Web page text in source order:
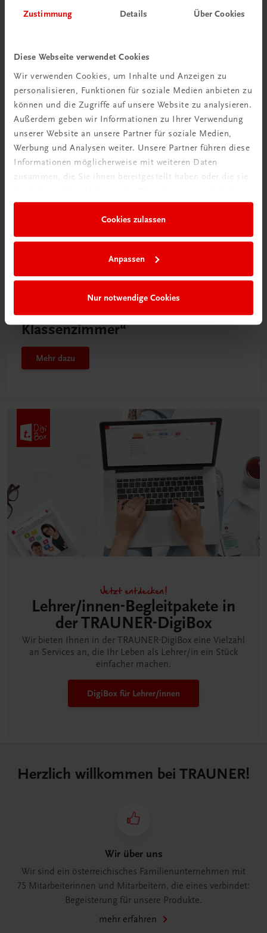
Zustimmung Details Über Cookies
Diese Webseite verwendet Cookies
Wir verwenden Cookies, um Inhalte und Anzeigen zu
personalisieren, Funktionen für soziale Medien anbieten zu
können und die Zugriffe auf unsere Website zu analysieren.
Außerdem geben wir Informationen zu Ihrer Verwendung
unserer Website an unsere Partner für soziale Medien,
Werbung und Analysen weiter. Unsere Partner führen diese
Informationen möglicherweise mit weiteren Daten
zusammen, die Sie ihnen bereitgestellt haben oder die sie
Cookies zulassen
Anpassen
Nur notwendige Cookies
Schon entdeckt?
Ratgeber Schulpraxis
Mehr dazu
Neu in der DigiBox
Das „Digitale
Klassenzimmer“
Mehr dazu
Jetzt entdecken!
Lehrer/innen-Begleitpakete in
der TRAUNER-DigiBox
Wir bieten Ihnen in der TRAUNER-DigiBox eine Vielzahl
an Services an, die Ihr Leben als Lehrer/in ein Stück
einfacher machen.
DigiBox für Lehrer/innen
Herzlich willkommen bei TRAUNER!
Wir über uns
Wir sind ein österreichisches Familienunternehmen mit
75 Mitarbeiterinnen und Mitarbeitern, die eines verbindet:
Begeisterung für unsere Produkte.
mehr erfahren